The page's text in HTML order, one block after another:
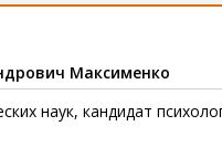
Максименко
наук, кандидат